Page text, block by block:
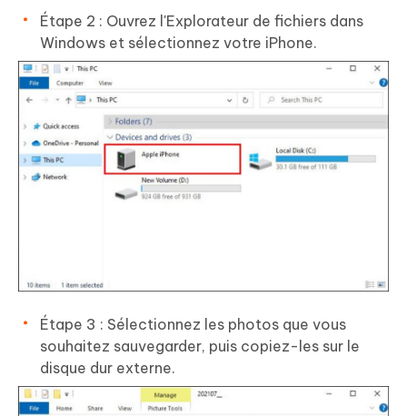
Étape 2 : Ouvrez l'Explorateur de fichiers dans
Windows et sélectionnez votre iPhone.
Étape 3 : Sélectionnez les photos que vous
souhaitez sauvegarder, puis copiez-les sur le
disque dur externe.